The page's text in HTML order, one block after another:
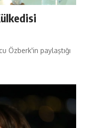
Özberk'in paylaştığı